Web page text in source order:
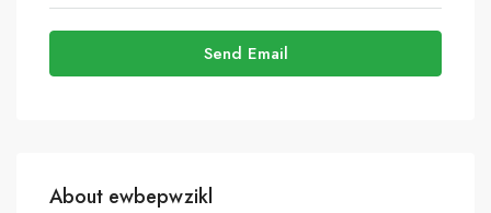
Send Email
About ewbepwzikl